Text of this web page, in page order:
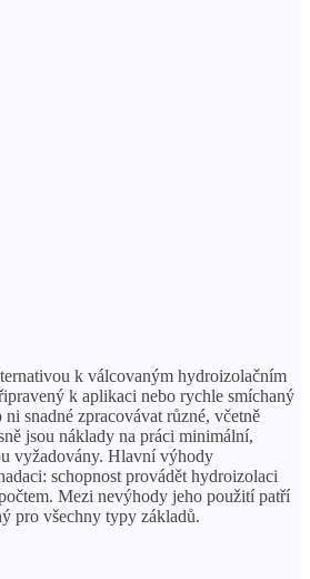
k válcovaným hydroizolačním
k aplikaci nebo rychle smíchaný
snadné zpracovávat různé, včetně
jsou náklady na práci minimální,
vyžadovány. Hlavní výhody
schopnost provádět hydroizolaci
Mezi nevýhody jeho použití patří
pro všechny typy základů.